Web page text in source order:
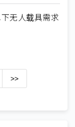
无人载具需求
>>